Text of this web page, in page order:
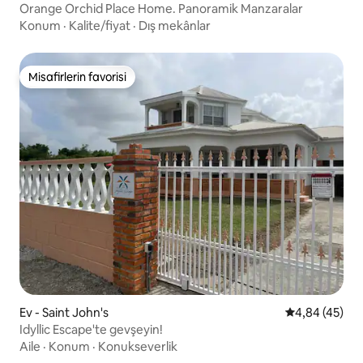
Orange Orchid Place Home. Panoramik Manzaralar
Konum · Kalite/fiyat · Dış mekânlar
Misafirlerin favorisi
Misafirlerin favorisi
Ev - Saint John's 5 üzerinden
4,84 (45)
Idyllic Escape'te gevşeyin!
Aile · Konum · Konukseverlik